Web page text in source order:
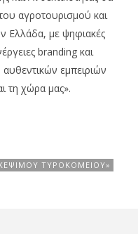
αγροτουρισμού και
Ελλάδα, με ψηφιακές
branding και
εμπειριών
τη χώρα μας».
ΤΥΡΟΚΟΜΕΊΟΥ»